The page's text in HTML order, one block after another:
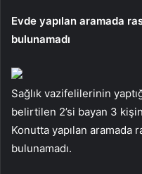
Evde yapılan aramada
bulunamadı
Sağlık vazifelilerinin
belirtilen 2’si bayan 3
Konutta yapılan aramada
bulunamadı.